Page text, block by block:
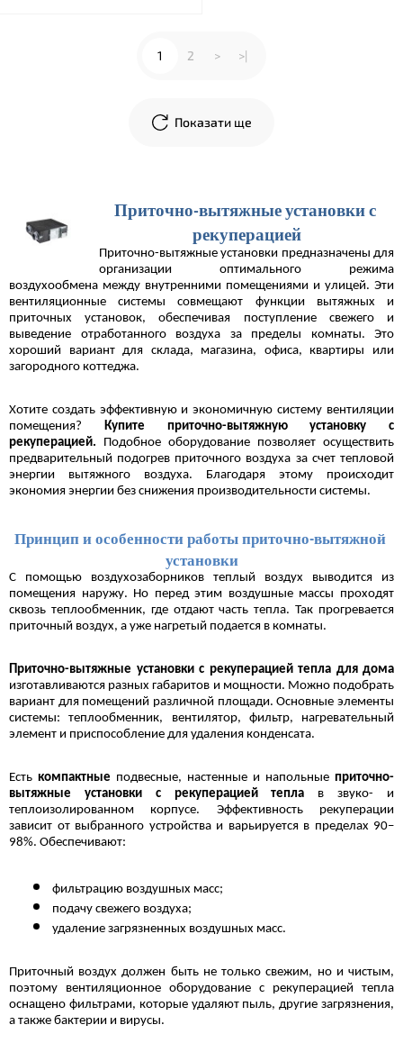
Показати ще
1 2 > >|
Приточно-вытяжные установки с
рекуперацией
Приточно-вытяжные установки предназначены для
организации оптимального режима
воздухообмена между внутренними помещениями и улицей. Эти
вентиляционные системы совмещают функции вытяжных и
приточных установок, обеспечивая поступление свежего и
выведение отработанного воздуха за пределы комнаты. Это
хороший вариант для склада, магазина, офиса, квартиры или
загородного коттеджа.
Хотите создать эффективную и экономичную систему вентиляции
помещения? Купите приточно-вытяжную установку с
рекуперацией. Подобное оборудование позволяет осуществить
предварительный подогрев приточного воздуха за счет тепловой
энергии вытяжного воздуха. Благодаря этому происходит
экономия энергии без снижения производительности системы.
Принцип и особенности работы приточно-вытяжной
установки
С помощью воздухозаборников теплый воздух выводится из
помещения наружу. Но перед этим воздушные массы проходят
сквозь теплообменник, где отдают часть тепла. Так прогревается
приточный воздух, а уже нагретый подается в комнаты.
Приточно-вытяжные установки с рекуперацией тепла для дома
изготавливаются разных габаритов и мощности. Можно подобрать
вариант для помещений различной площади. Основные элементы
системы: теплообменник, вентилятор, фильтр, нагревательный
элемент и приспособление для удаления конденсата.
Есть компактные подвесные, настенные и напольные приточно-
вытяжные установки с рекуперацией тепла в звуко- и
теплоизолированном корпусе. Эффективность рекуперации
зависит от выбранного устройства и варьируется в пределах 90–
98%. Обеспечивают:
фильтрацию воздушных масс;
подачу свежего воздуха;
удаление загрязненных воздушных масс.
Приточный воздух должен быть не только свежим, но и чистым,
поэтому вентиляционное оборудование с рекуперацией тепла
оснащено фильтрами, которые удаляют пыль, другие загрязнения,
а также бактерии и вирусы.